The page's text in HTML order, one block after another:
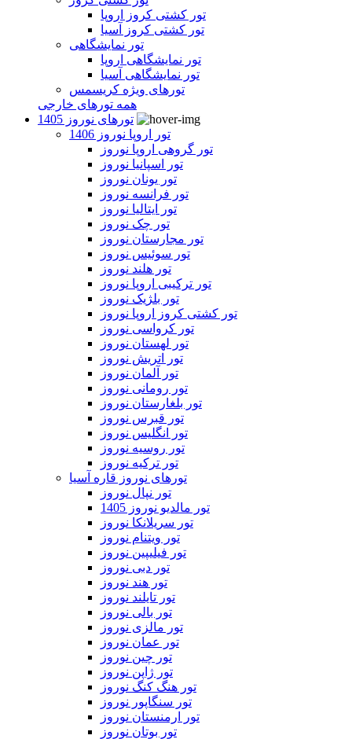
تور کشتی کروز اروپا
تور کشتی کروز آسیا
تور نمایشگاهی
تور نمایشگاهی اروپا
تور نمایشگاهی آسیا
تورهای ویژه کریسمس
همه تورهای خارجی
تورهای نوروز 1405
تور اروپا نوروز 1406
تور گروهی اروپا نوروز
تور اسپانیا نوروز
تور یونان نوروز
تور فرانسه نوروز
تور ایتالیا نوروز
تور چک نوروز
تور مجارستان نوروز
تور سوئیس نوروز
تور هلند نوروز
تور ترکیبی اروپا نوروز
تور بلژیک نوروز
تور کشتی کروز اروپا نوروز
تور کرواسی نوروز
تور لهستان نوروز
تور اتریش نوروز
تور آلمان نوروز
تور رومانی نوروز
تور بلغارستان نوروز
تور قبرس نوروز
تور انگلیس نوروز
تور روسیه نوروز
تور ترکیه نوروز
تورهای نوروز قاره آسیا
تور نپال نوروز
تور مالدیو نوروز 1405
تور سریلانکا نوروز
تور ویتنام نوروز
تور فیلیپین نوروز
تور دبی نوروز
تور هند نوروز
تور تایلند نوروز
تور بالی نوروز
تور مالزی نوروز
تور عمان نوروز
تور چین نوروز
تور ژاپن نوروز
تور هنگ کنگ نوروز
تور سنگاپور نوروز
تور ارمنستان نوروز
تور بوتان نوروز